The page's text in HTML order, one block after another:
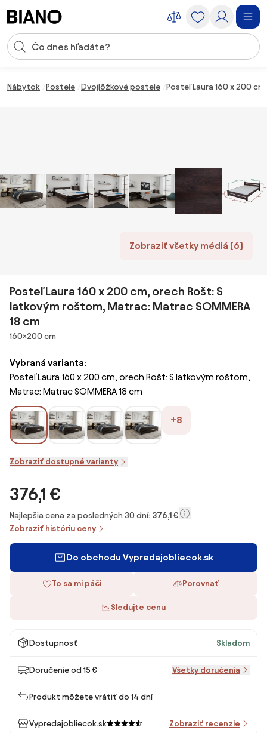
Vstup pre vyhľadávanie
Nábytok Postele Dvojlôžkové postele Posteľ Laura 160 x 200
Zobraziť všetky médiá (6)
Posteľ Laura 160 x 200 cm, orech Rošt: S
latkovým roštom, Matrac: Matrac SOMMERA
18 cm
Rozmery
160×200 cm
Vybraná varianta:
Posteľ Laura 160 x 200 cm, orech Rošt: S latkovým roštom,
Matrac: Matrac SOMMERA 18 cm
+8
Zobraziť dostupné varianty
376,1 €
Najlepšia cena za posledných 30 dní: 376,1 €
Zobraziť históriu ceny
Do obchodu Vypredajobliecok.sk
To sa mi páči Porovnať
Sledujte cenu
Dostupnosť Skladom
Doručenie od 15 € Všetky doručenia
Produkt môžete vrátiť do 14 dní
Vypredajobliecok.sk Zobraziť recenzie